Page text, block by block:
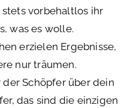
vorbehaltlos ihr
was es wolle.
erzielen Ergebnisse,
nur träumen.
Schöpfer über dein
das sind die einzigen